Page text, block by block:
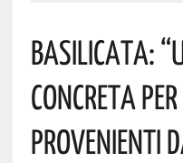
Basilicata:
Concreta
Provenienti